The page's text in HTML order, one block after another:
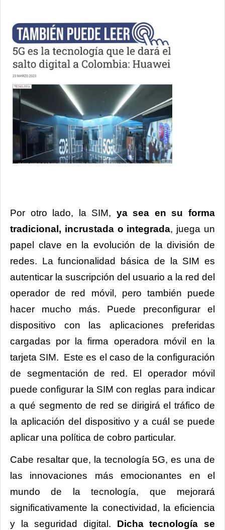
Por otro lado, la SIM, ya sea en su forma
tradicional, incrustada o integrada, juega un
papel clave en la evolución de la división de
redes. La funcionalidad básica de la SIM es
autenticar la suscripción del usuario a la red del
operador de red móvil, pero también puede
hacer mucho más. Puede preconfigurar el
dispositivo con las aplicaciones preferidas
cargadas por la firma operadora móvil en la
tarjeta SIM. Este es el caso de la configuración
de segmentación de red. El operador móvil
puede configurar la SIM con reglas para indicar
a qué segmento de red se dirigirá el tráfico de
la aplicación del dispositivo y a cuál se puede
aplicar una política de cobro particular.
Cabe resaltar que, la tecnología 5G, es una de
las innovaciones más emocionantes en el
mundo de la tecnología, que mejorará
significativamente la conectividad, la eficiencia
y la seguridad digital. Dicha tecnología se